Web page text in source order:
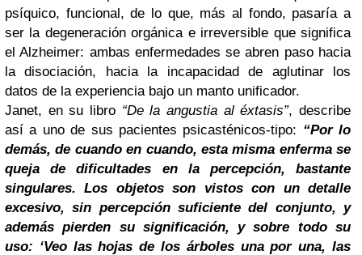
psíquico, funcional, de lo que, más al fondo, pasaría a
ser la degeneración orgánica e irreversible que significa
el Alzheimer: ambas enfermedades se abren paso hacia
la disociación, hacia la incapacidad de aglutinar los
datos de la experiencia bajo un manto unificador.
Janet, en su libro “De la angustia al éxtasis”, describe
así a uno de sus pacientes psicasténicos-tipo: “Por lo
demás, de cuando en cuando, esta misma enferma se
queja de dificultades en la percepción, bastante
singulares. Los objetos son vistos con un detalle
excesivo, sin percepción suficiente del conjunto, y
además pierden su significación, y sobre todo su
uso: ‘Veo las hojas de los árboles una por una, las